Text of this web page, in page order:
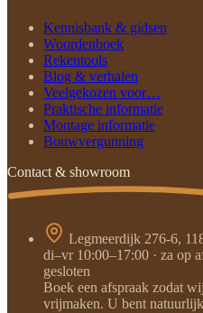
Kennisbank & gidsen
Woordenboek
Rekentools
Blog & verhalen
Veelgekozen voor…
Praktische informatie
Montage informatie
Bouwvergunning
Contact & showroom
Legmeerdijk 276-6,
di–vr 10:00–17:00 · za op
gesloten
Boek een afspraak zodat
vrijmaken. U bent